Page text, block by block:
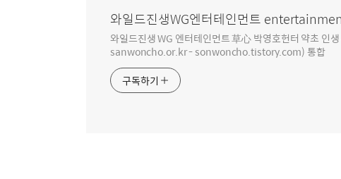
와일드진생WG엔터테인먼트
와일드진생 WG 엔터테인먼트 草心 박영호헌터 약초
sanwoncho.or.kr - sonwoncho.tistory.com) 통합
구독하기